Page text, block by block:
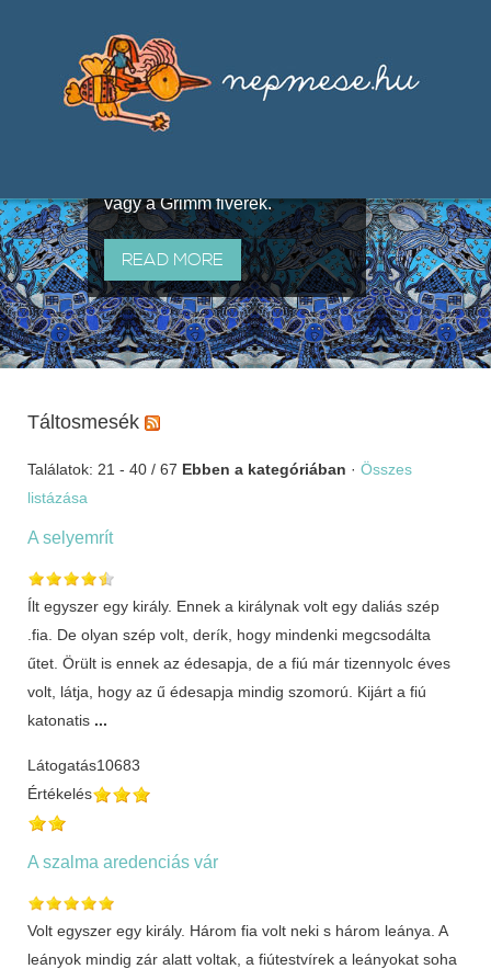
útján terjedő elbeszélésekből,
melyeket olyan ismert gyűjtők
állítottak össze, mint Benedek
vagy a Grimm fivérek.
READ MORE
Táltosmesék
Találatok: 21 - 40 / 67 Ebben a kategóriában · Összes
listázása
A selyemrít
Ílt egyszer egy király. Ennek a királynak volt egy daliás szép
.fia. De olyan szép volt, derík, hogy mindenki megcsodálta
űtet. Örült is ennek az édesapja, de a fiú már tizennyolc éves
volt, látja, hogy az ű édesapja mindig szomorú. Kijárt a fiú
katonatis ...
Látogatás10683
Értékelés
A szalma aredenciás vár
Volt egyszer egy király. Három fia volt neki s három leánya. A
leányok mindig zár alatt voltak, a fiútestvírek a leányokat soha